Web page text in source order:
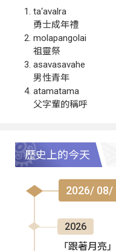
ta‘avalra
勇士成年禮
molapangolai
祖靈祭
asavasavahe
男性青年
atamatama
父字輩的稱呼
歷史上的今天
2026/ 08/
2026
「跟著月亮